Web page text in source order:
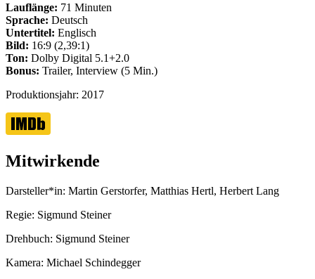
Lauflänge: 71 Minuten
Sprache: Deutsch
Untertitel: Englisch
Bild: 16:9 (2,39:1)
Ton: Dolby Digital 5.1+2.0
Bonus: Trailer, Interview (5 Min.)
Produktionsjahr: 2017
Mitwirkende
Darsteller*in: Martin Gerstorfer, Matthias Hertl, Herbert Lang
Regie: Sigmund Steiner
Drehbuch: Sigmund Steiner
Kamera: Michael Schindegger